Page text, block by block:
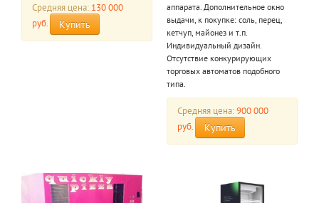
Средняя цена: 130 000
руб.
Купить
аппарата. Дополнительное окно
выдачи, к покупке: соль, перец,
кетчуп, майонез и т.п.
Индивидуальный дизайн.
Отсутствие конкурирующих
торговых автоматов подобного
типа.
Средняя цена:900 000
руб.
Купить